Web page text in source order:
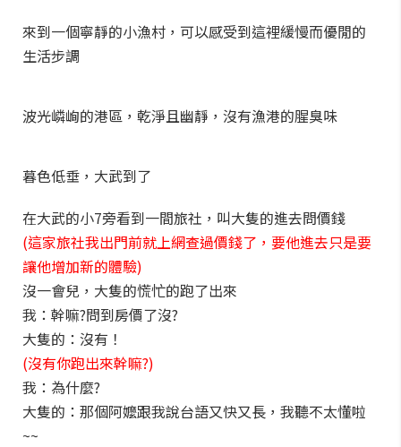
來到一個寧靜的小漁村，可以感受到這裡緩慢而優閒的
生活步調
波光嶙峋的港區，乾淨且幽靜，沒有漁港的腥臭味
暮色低垂，大武到了
在大武的小7旁看到一間旅社，叫大隻的進去問價錢
(這家旅社我出門前就上網查過價錢了，要他進去只是要
讓他增加新的體驗)
沒一會兒，大隻的慌忙的跑了出來
我：幹嘛?問到房價了沒?
大隻的：沒有！
(沒有你跑出來幹嘛?)
我：為什麼?
大隻的：那個阿嬤跟我說台語又快又長，我聽不太懂啦
~~